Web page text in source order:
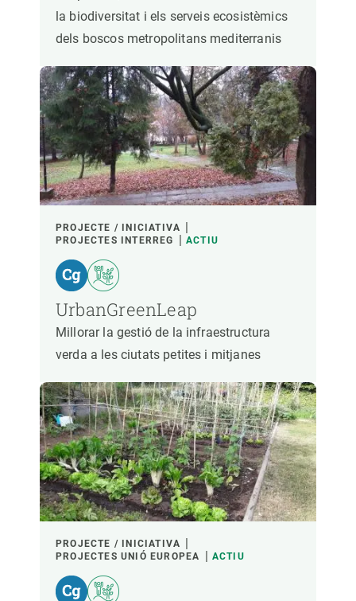
la biodiversitat i els serveis ecosistèmics
dels boscos metropolitans mediterranis
PROJECTE / INICIATIVA
PROJECTES INTERREG
ACTIU
UrbanGreenLeap
Millorar la gestió de la infraestructura
verda a les ciutats petites i mitjanes
PROJECTE / INICIATIVA
PROJECTES UNIÓ EUROPEA
ACTIU